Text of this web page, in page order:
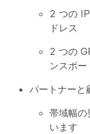
2 つの
ドレス
2 つの
ンスポ
パートナーと
帯域幅の
います